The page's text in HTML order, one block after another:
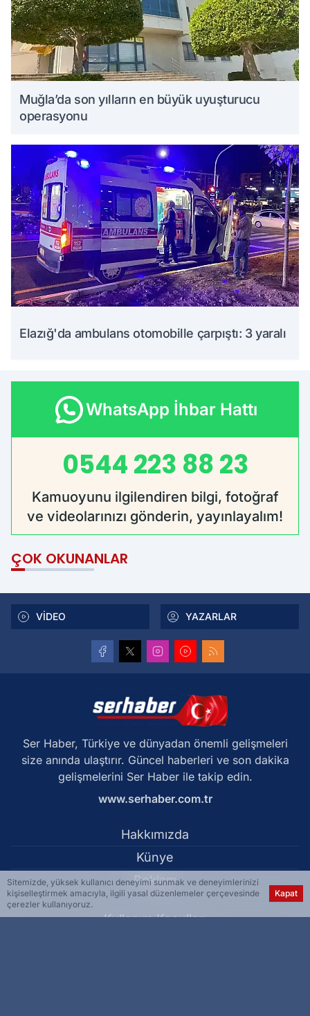
Muğla’da son yılların en büyük uyuşturucu
operasyonu
Elazığ'da ambulans otomobille çarpıştı: 3 yaralı
WhatsApp İhbar Hattı
0544 223 88 23
Kamuoyunu ilgilendiren bilgi, fotoğraf
ve videolarınızı gönderin, yayınlayalım!
ÇOK OKUNANLAR
VİDEO YAZARLAR
Ser Haber, Türkiye ve dünyadan önemli gelişmeleri
size anında ulaştırır. Güncel haberleri ve son dakika
gelişmelerini Ser Haber ile takip edin.
www.serhaber.com.tr
Hakkımızda
Künye
Reklam
Kullanım Koşulları
Sitemizde, yüksek kullanıcı deneyimi sunmak ve deneyimlerinizi
kişiselleştirmek amacıyla, ilgili yasal düzenlemeler çerçevesinde
çerezler kullanıyoruz.
Kapat